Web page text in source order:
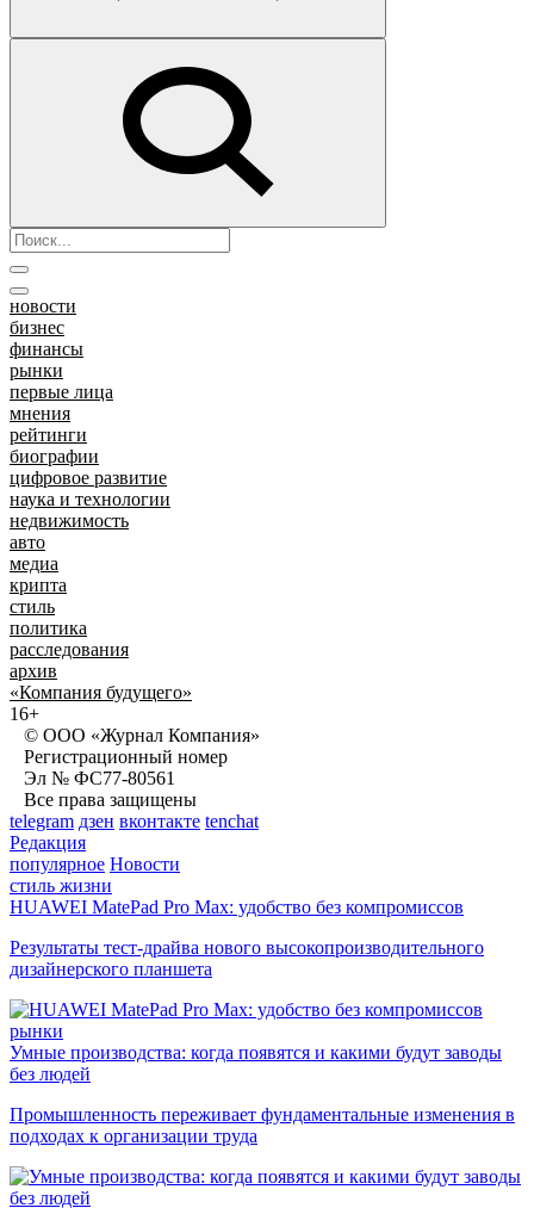
новости
бизнес
финансы
рынки
первые лица
мнения
рейтинги
биографии
цифровое развитие
наука и технологии
недвижимость
авто
медиа
крипта
стиль
политика
расследования
архив
«Компания будущего»
16+
© ООО «Журнал Компания»
Регистрационный номер
Эл № ФС77-80561
Все права защищены
telegram дзен вконтакте tenchat
Редакция
популярное Новости
стиль жизни
HUAWEI MatePad Pro Max: удобство без компромиссов
Результаты тест-драйва нового высокопроизводительного
дизайнерского планшета
рынки
Умные производства: когда появятся и какими будут заводы
без людей
Промышленность переживает фундаментальные изменения в
подходах к организации труда